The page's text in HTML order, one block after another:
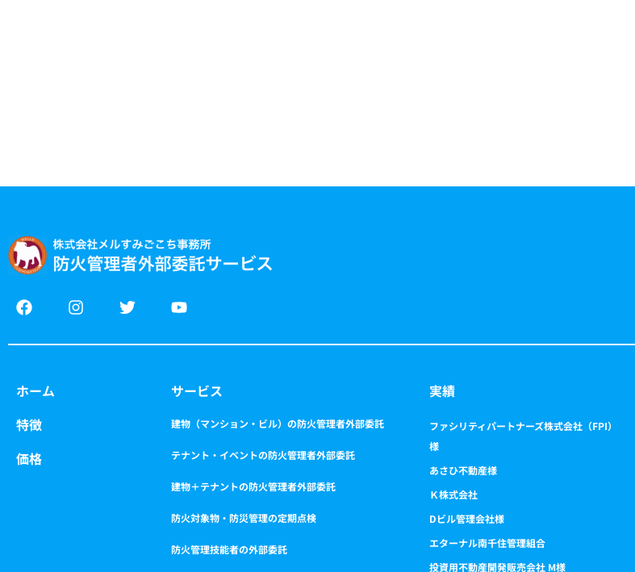
F
a
e
o
I
n
t
T
w
t
Y
o
t
e
ホーム
特徴
価格
サービス
建物（マンション・ビル）の防火管理者外部委託
テナント・イベントの防火管理者外部委託
建物＋テナントの防火管理者外部委託
防火対象物・防災管理の定期点検
防火管理技能者の外部委託
実績
ファシリティパートナーズ株式会社（FPI）
様
あさひ不動産様
Ｋ株式会社
Dビル管理会社様
エターナル南千住管理組合
投資用不動産開発販売会社 M様